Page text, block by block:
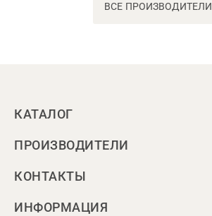
ВСЕ ПРОИЗВОДИТЕЛИ
КАТАЛОГ
ПРОИЗВОДИТЕЛИ
КОНТАКТЫ
ИНФОРМАЦИЯ